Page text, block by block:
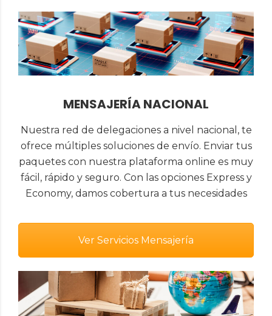
MENSAJERÍA NACIONAL
Nuestra red de delegaciones a nivel nacional, te
ofrece múltiples soluciones de envío. Enviar tus
paquetes con nuestra plataforma online es muy
fácil, rápido y seguro. Con las opciones Express y
Economy, damos cobertura a tus necesidades
Ver Servicios Mensajería